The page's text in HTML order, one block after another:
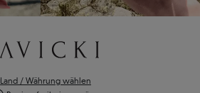
Land / Währung wählen